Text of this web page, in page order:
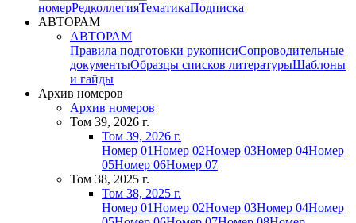
номерРедколлегияТематикаПодписка
АВТОРАМ
АВТОРАМ
Правила подготовки рукописиСопроводительные
документыОбразцы списков литературыШаблоны
и гайды
Архив номеров
Архив номеров
Том 39, 2026 г.
Том 39, 2026 г.
Номер 01Номер 02Номер 03Номер 04Номер
05Номер 06Номер 07
Том 38, 2025 г.
Том 38, 2025 г.
Номер 01Номер 02Номер 03Номер 04Номер